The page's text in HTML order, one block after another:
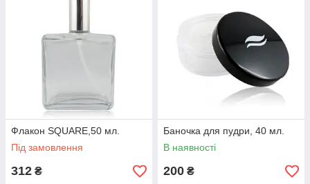
Флакон SQUARE,50 мл.
Під замовлення
312 ₴
Баночка для пудри, 40 мл.
В наявності
200 ₴